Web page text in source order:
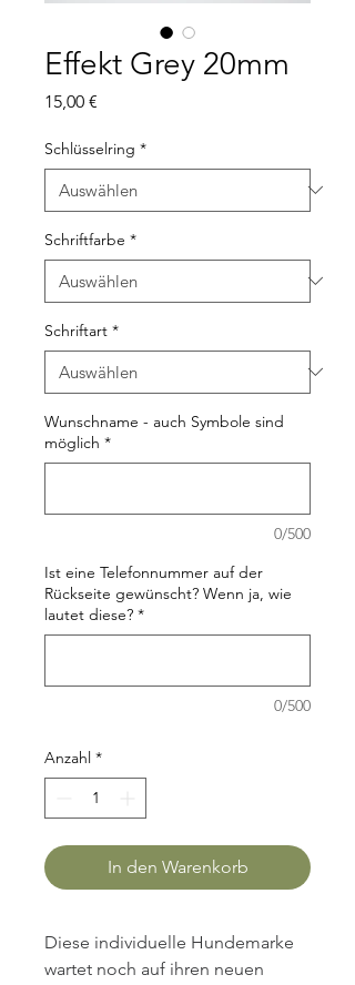
Effekt Grey 20mm
15,00 €
Schlüsselring *
Schriftfarbe *
Schriftart *
Wunschname - auch Symbole sind
möglich *
0/500
Ist eine Telefonnummer auf der
Rückseite gewünscht? Wenn ja, wie
lautet diese? *
0/500
Anzahl *
In den Warenkorb
Diese individuelle Hundemarke
wartet noch auf ihren neuen